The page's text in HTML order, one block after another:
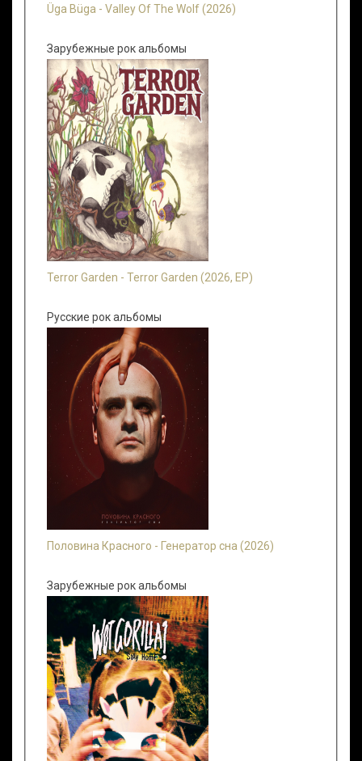
Üga Büga - Valley Of The Wolf (2026)
Зарубежные рок альбомы
Terror Garden - Terror Garden (2026, EP)
Русские рок альбомы
Половина Красного - Генератор сна (2026)
Зарубежные рок альбомы